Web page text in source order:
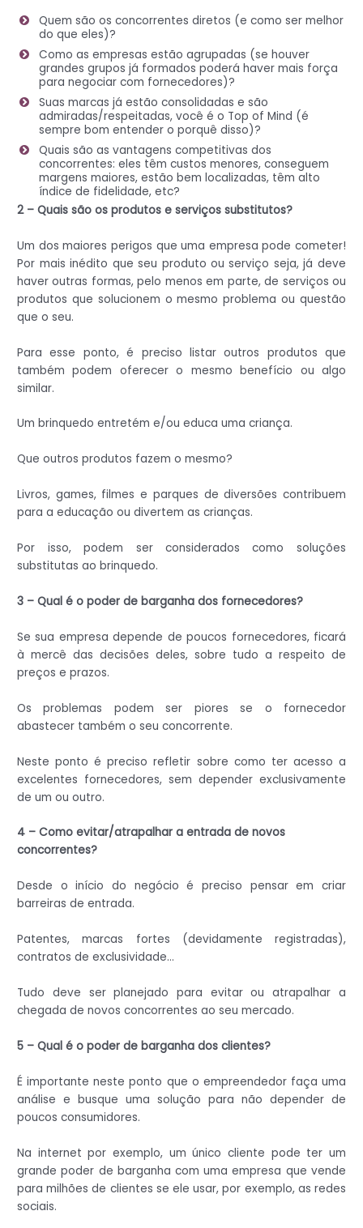
Quem são os concorrentes diretos (e como ser melhor
do que eles)?
Como as empresas estão agrupadas (se houver
grandes grupos já formados poderá haver mais força
para negociar com fornecedores)?
Suas marcas já estão consolidadas e são
admiradas/respeitadas, você é o Top of Mind (é
sempre bom entender o porquê disso)?
Quais são as vantagens competitivas dos
concorrentes: eles têm custos menores, conseguem
margens maiores, estão bem localizadas, têm alto
índice de fidelidade, etc?
2 – Quais são os produtos e serviços substitutos?
Um dos maiores perigos que uma empresa pode cometer!
Por mais inédito que seu produto ou serviço seja, já deve
haver outras formas, pelo menos em parte, de serviços ou
produtos que solucionem o mesmo problema ou questão
que o seu.
Para esse ponto, é preciso listar outros produtos que
também podem oferecer o mesmo benefício ou algo
similar.
Um brinquedo entretém e/ou educa uma criança.
Que outros produtos fazem o mesmo?
Livros, games, filmes e parques de diversões contribuem
para a educação ou divertem as crianças.
Por isso, podem ser considerados como soluções
substitutas ao brinquedo.
3 – Qual é o poder de barganha dos fornecedores?
Se sua empresa depende de poucos fornecedores, ficará
à mercê das decisões deles, sobre tudo a respeito de
preços e prazos.
Os problemas podem ser piores se o fornecedor
abastecer também o seu concorrente.
Neste ponto é preciso refletir sobre como ter acesso a
excelentes fornecedores, sem depender exclusivamente
de um ou outro.
4 – Como evitar/atrapalhar a entrada de novos
concorrentes?
Desde o início do negócio é preciso pensar em criar
barreiras de entrada.
Patentes, marcas fortes (devidamente registradas),
contratos de exclusividade…
Tudo deve ser planejado para evitar ou atrapalhar a
chegada de novos concorrentes ao seu mercado.
5 – Qual é o poder de barganha dos clientes?
É importante neste ponto que o empreendedor faça uma
análise e busque uma solução para não depender de
poucos consumidores.
Na internet por exemplo, um único cliente pode ter um
grande poder de barganha com uma empresa que vende
para milhões de clientes se ele usar, por exemplo, as redes
sociais.